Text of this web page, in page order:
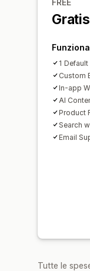
Gratis
1
Custom
In-app
AI
Product
Search
Email
Tutte le